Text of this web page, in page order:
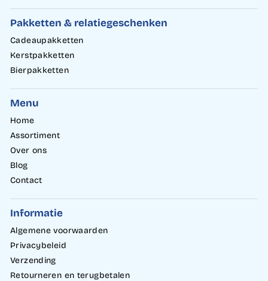
Pakketten & relatiegeschenken
Cadeaupakketten
Kerstpakketten
Bierpakketten
Menu
Home
Assortiment
Over ons
Blog
Contact
Informatie
Algemene voorwaarden
Privacybeleid
Verzending
Retourneren en terugbetalen